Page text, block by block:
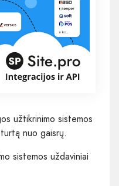
užtikrinimo sistemos
nuo gaisrų.
sistemos uždaviniai